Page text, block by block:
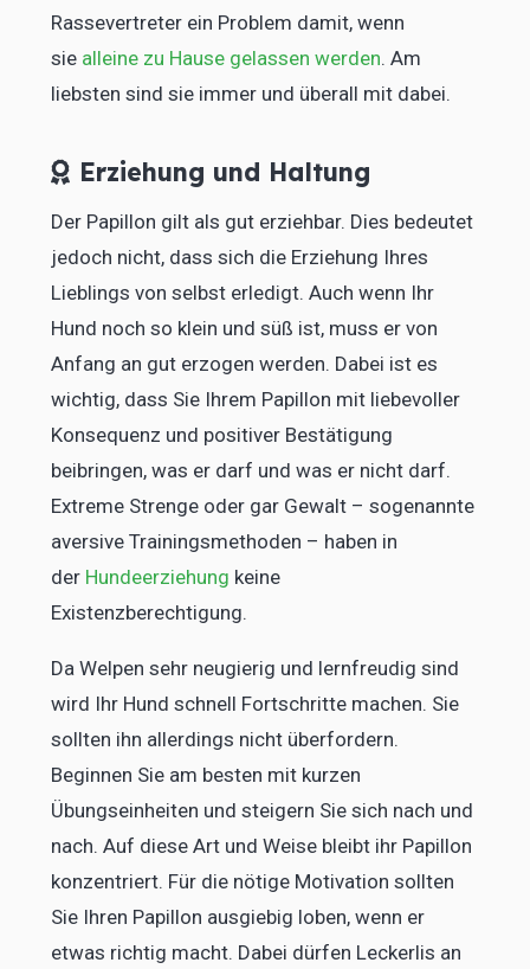
Rassevertreter ein Problem damit, wenn
sie alleine zu Hause gelassen werden. Am
liebsten sind sie immer und überall mit dabei.
Erziehung und Haltung
Der Papillon gilt als gut erziehbar. Dies bedeutet
jedoch nicht, dass sich die Erziehung Ihres
Lieblings von selbst erledigt. Auch wenn Ihr
Hund noch so klein und süß ist, muss er von
Anfang an gut erzogen werden. Dabei ist es
wichtig, dass Sie Ihrem Papillon mit liebevoller
Konsequenz und positiver Bestätigung
beibringen, was er darf und was er nicht darf.
Extreme Strenge oder gar Gewalt – sogenannte
aversive Trainingsmethoden – haben in
der Hundeerziehung keine
Existenzberechtigung.
Da Welpen sehr neugierig und lernfreudig sind
wird Ihr Hund schnell Fortschritte machen. Sie
sollten ihn allerdings nicht überfordern.
Beginnen Sie am besten mit kurzen
Übungseinheiten und steigern Sie sich nach und
nach. Auf diese Art und Weise bleibt ihr Papillon
konzentriert. Für die nötige Motivation sollten
Sie Ihren Papillon ausgiebig loben, wenn er
etwas richtig macht. Dabei dürfen Leckerlis an